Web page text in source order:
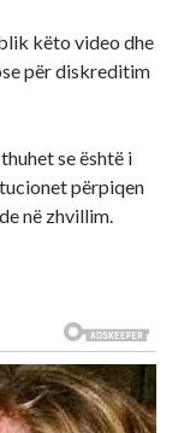
këto video dhe
për diskreditim
se është i
përpiqen
në zhvillim.